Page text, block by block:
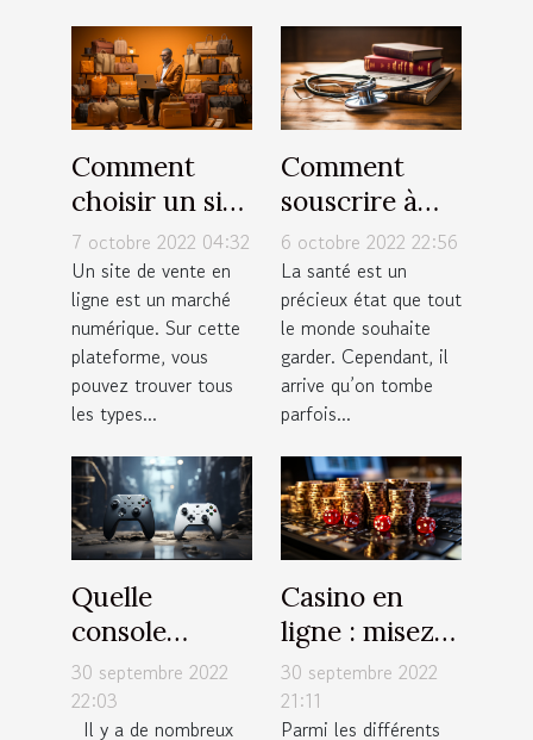
Comment
choisir un site
de vente en
ligne ?
7 octobre 2022 04:32
Un site de vente en
ligne est un marché
numérique. Sur cette
plateforme, vous
pouvez trouver tous
les types...
Comment
souscrire à
une bonne
assurance
santé ?
6 octobre 2022 22:56
La santé est un
précieux état que tout
le monde souhaite
garder. Cependant, il
arrive qu’on tombe
parfois...
Quelle
console
choisir entre
la PS5 et la
30 septembre 2022
22:03
Il y a de nombreux
Casino en
ligne : misez
de petites
sommes
30 septembre 2022
21:11
Parmi les différents